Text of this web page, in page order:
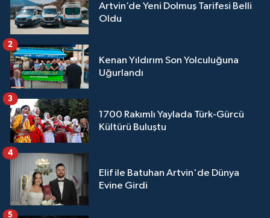
Artvin’de Yeni Dolmuş Tarifesi Belli
Oldu
Kenan Yıldırım Son Yolculuğuna
Uğurlandı
2
1700 Rakımlı Yaylada Türk-Gürcü
Kültürü Buluştu
3
Elif ile Batuhan Artvin'de Dünya
Evine Girdi
4
5